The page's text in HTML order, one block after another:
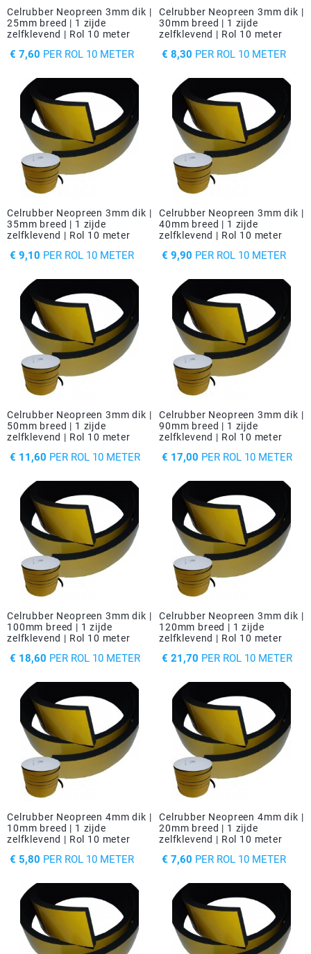
Celrubber Neopreen 3mm dik |
25mm breed | 1 zijde
zelfklevend | Rol 10 meter
€ 7,60 PER ROL 10 METER
PRIJS
Celrubber Neopreen 3mm dik |
30mm breed | 1 zijde
zelfklevend | Rol 10 meter
€ 8,30 PER ROL 10 METER
PRIJS
Celrubber Neopreen 3mm dik |
35mm breed | 1 zijde
zelfklevend | Rol 10 meter
€ 9,10 PER ROL 10 METER
PRIJS
Celrubber Neopreen 3mm dik |
40mm breed | 1 zijde
zelfklevend | Rol 10 meter
€ 9,90 PER ROL 10 METER
PRIJS
Celrubber Neopreen 3mm dik |
50mm breed | 1 zijde
zelfklevend | Rol 10 meter
€ 11,60 PER ROL 10 METER
PRIJS
Celrubber Neopreen 3mm dik |
90mm breed | 1 zijde
zelfklevend | Rol 10 meter
€ 17,00 PER ROL 10 METER
PRIJS
Celrubber Neopreen 3mm dik |
100mm breed | 1 zijde
zelfklevend | Rol 10 meter
€ 18,60 PER ROL 10 METER
PRIJS
Celrubber Neopreen 3mm dik |
120mm breed | 1 zijde
zelfklevend | Rol 10 meter
€ 21,70 PER ROL 10 METER
PRIJS
Celrubber Neopreen 4mm dik |
10mm breed | 1 zijde
zelfklevend | Rol 10 meter
€ 5,80 PER ROL 10 METER
PRIJS
Celrubber Neopreen 4mm dik |
20mm breed | 1 zijde
zelfklevend | Rol 10 meter
€ 7,60 PER ROL 10 METER
PRIJS